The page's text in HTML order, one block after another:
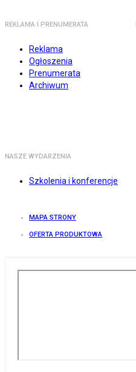
REKLAMA I PRENUMERATA
Reklama
Ogłoszenia
Prenumerata
Archiwum
NASZE WYDARZENIA
Szkolenia i konferencje
MAPA STRONY
OFERTA PRODUKTOWA